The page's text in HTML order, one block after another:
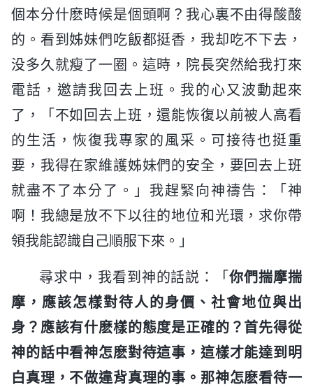
個本分什麽時候是個頭啊？我心裏不由得酸酸
的。看到姊妹們吃飯都挺香，我却吃不下去，
没多久就瘦了一圈。這時，院長突然給我打來
電話，邀請我回去上班。我的心又波動起來
了，「不如回去上班，還能恢復以前被人高看
的生活，恢復我專家的風采。可接待也挺重
要，我得在家維護姊妹們的安全，要回去上班
就盡不了本分了。」我趕緊向神禱告：「神
啊！我總是放不下以往的地位和光環，求你帶
領我能認識自己順服下來。」
尋求中，我看到神的話説：「你們揣摩揣
摩，應該怎樣對待人的身價、社會地位與出
身？應該有什麽樣的態度是正確的？首先得從
神的話中看神怎麽對待這事，這樣才能達到明
白真理，不做違背真理的事。那神怎麽看待一